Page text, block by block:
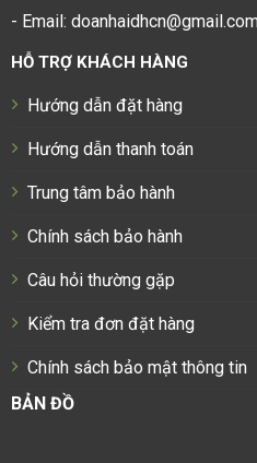
- Email:
HỖ TRỢ KHÁCH HÀNG
Hướng dẫn đặt hàng
Hướng dẫn thanh toán
Trung tâm bảo hành
Chính sách bảo hành
Câu hỏi thường gặp
Kiểm tra đơn đặt hàng
Chính sách bảo mật thông tin
BẢN ĐỒ